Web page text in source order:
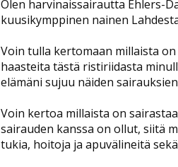
Olen harvinaissairautta Ehlers-
kuusikymppinen nainen
Voin tulla kertomaan millaista
haasteita tästä ristiriidasta
elämäni sujuu näiden
Voin kertoa millaista on
sairauden kanssa on ollut, siitä
tukia, hoitoja ja apuvälineitä